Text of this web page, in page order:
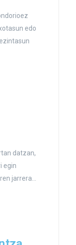
edo
datzan,
egin
jarrera…